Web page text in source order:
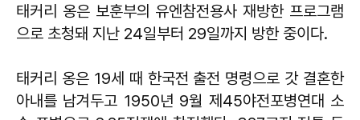
태커리 옹은 보훈부의 유엔참전용사 재방한 프로그램
으로 초청돼 지난 24일부터 29일까지 방한 중이다.
태커리 옹은 19세 때 한국전 출전 명령으로 갓 결혼한
아내를 남겨두고 1950년 9월 제45야전포병연대 소